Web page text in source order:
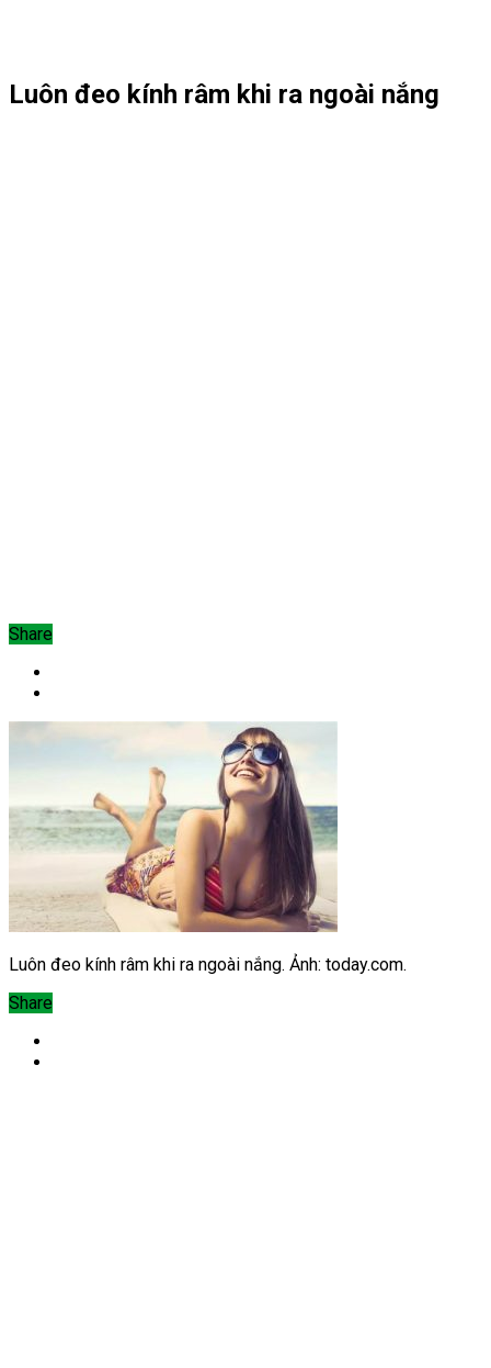
Luôn đeo kính râm khi ra ngoài nắng
Share
Luôn đeo kính râm khi ra ngoài nắng. Ảnh: today.com.
Share